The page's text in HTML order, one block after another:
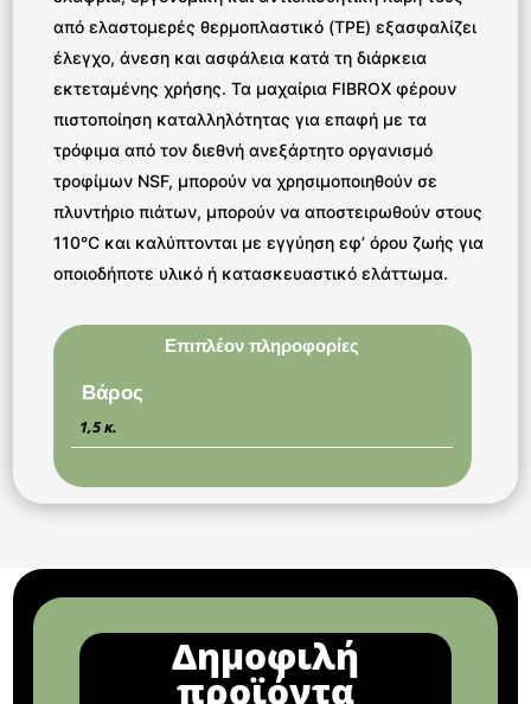
από ελαστομερές θερμοπλαστικό (TPE) εξασφαλίζει
έλεγχο, άνεση και ασφάλεια κατά τη διάρκεια
εκτεταμένης χρήσης. Τα μαχαίρια FIBROX φέρουν
πιστοποίηση καταλληλότητας για επαφή με τα
τρόφιμα από τον διεθνή ανεξάρτητο οργανισμό
τροφίμων NSF, μπορούν να χρησιμοποιηθούν σε
πλυντήριο πιάτων, μπορούν να αποστειρωθούν στους
110°C και καλύπτονται με εγγύηση εφ’ όρου ζωής για
οποιοδήποτε υλικό ή κατασκευαστικό ελάττωμα.
Επιπλέον πληροφορίες
Βάρος
1,5 κ.
Δημοφιλή
προϊόντα